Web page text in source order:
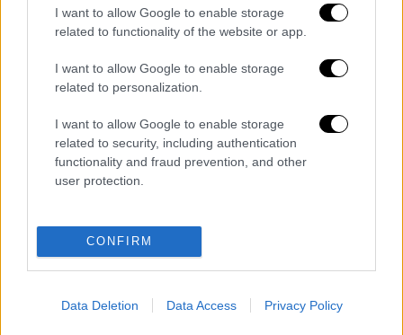
I want to allow Google to enable storage
related to functionality of the website or app.
I want to allow Google to enable storage
related to personalization.
I want to allow Google to enable storage
related to security, including authentication
functionality and fraud prevention, and other
user protection.
CONFIRM
Data Deletion Data Access Privacy Policy
Το ενδιαφέρον του ΠροέδρουΑμπντέλ
, που εκδηλώθηκε κατά την
επίσκεψή του στην Άγκυρα, ακολουθήθηκε
από διαδοχικές υψηλού επιπέδου επαφές,
όπως η περιοδεία του αρχηγού ΓΕΕΘΑ
Άχμεντ Χαλίφε σε τουρκικές αμυντικές
βιομηχανίες.
Kadebostany στο ethnos.gr: «Κάποτε
πίστευα ότι το να είσαι outsider ήταν
«Χωρίς σκηνές και κουβέρτες σε ακραίες